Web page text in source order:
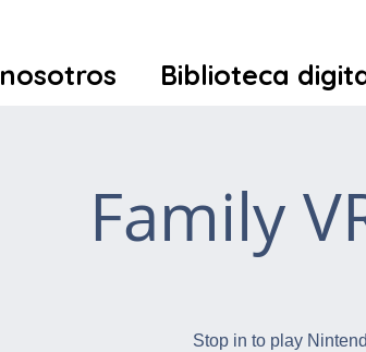
Biblioteca
Family
Stop in to play